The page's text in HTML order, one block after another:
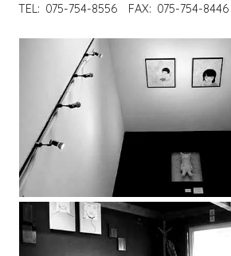
TEL: 075-754-8556 FAX: 075-754-8446